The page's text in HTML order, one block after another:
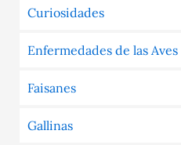
Curiosidades
Enfermedades de las Aves
Faisanes
Gallinas